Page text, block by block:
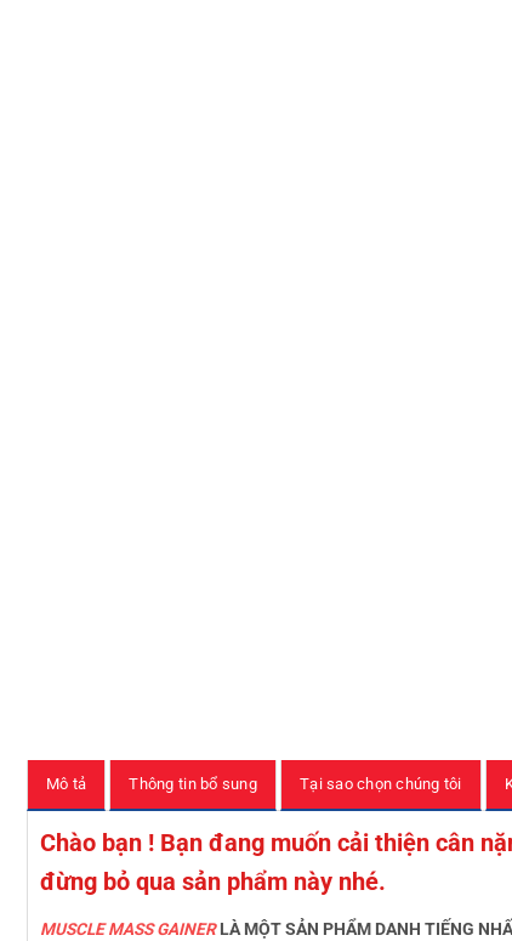
Mô tả Thông tin bổ sung Tại sao chọn chúng tôi
Chào bạn ! Bạn đang muốn cải thiện cân
đừng bỏ qua sản phẩm này nhé.
MUSCLE MASS GAINERLÀ MỘT SẢN PHẨM DANH TIẾNG